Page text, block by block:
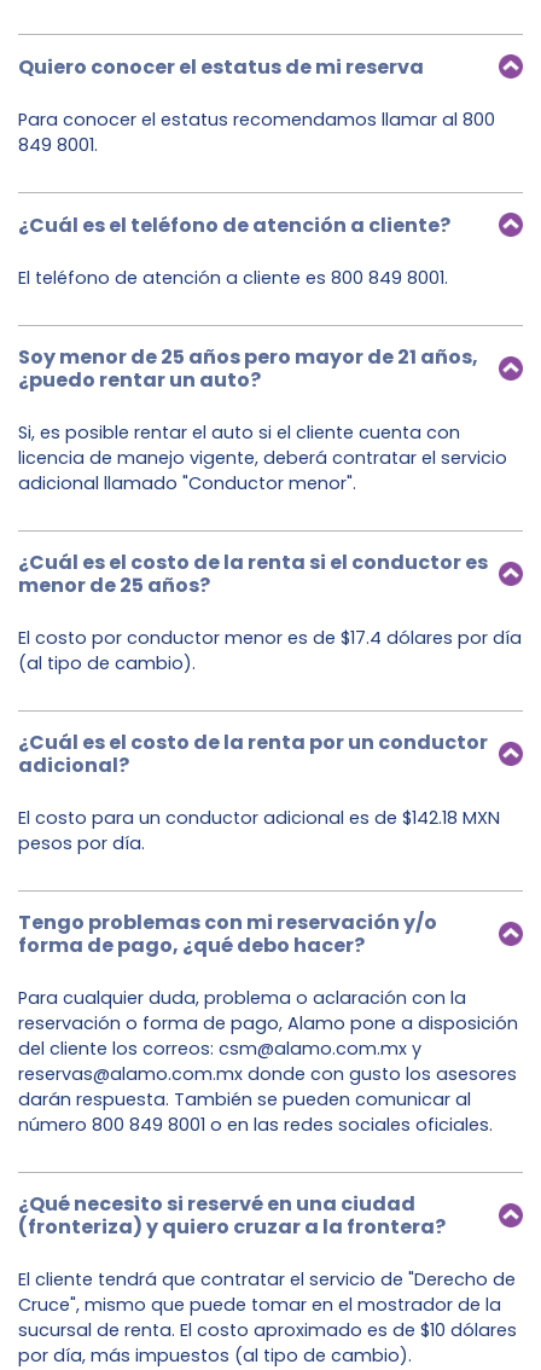
Quiero conocer el estatus de mi reserva
Para conocer el estatus recomendamos llamar al 800
849 8001.
¿Cuál es el teléfono de atención a cliente?
El teléfono de atención a cliente es 800 849 8001.
Soy menor de 25 años pero mayor de 21 años,
¿puedo rentar un auto?
Si, es posible rentar el auto si el cliente cuenta con
licencia de manejo vigente, deberá contratar el servicio
adicional llamado "Conductor menor".
¿Cuál es el costo de la renta si el conductor es
menor de 25 años?
El costo por conductor menor es de $17.4 dólares por día
(al tipo de cambio).
¿Cuál es el costo de la renta por un conductor
adicional?
El costo para un conductor adicional es de $142.18 MXN
pesos por día.
Tengo problemas con mi reservación y/o
forma de pago, ¿qué debo hacer?
Para cualquier duda, problema o aclaración con la
reservación o forma de pago, Alamo pone a disposición
del cliente los correos: csm@alamo.com.mx y
reservas@alamo.com.mx donde con gusto los asesores
darán respuesta. También se pueden comunicar al
número 800 849 8001 o en las redes sociales oficiales.
¿Qué necesito si reservé en una ciudad
(fronteriza) y quiero cruzar a la frontera?
El cliente tendrá que contratar el servicio de "Derecho de
Cruce", mismo que puede tomar en el mostrador de la
sucursal de renta. El costo aproximado es de $10 dólares
por día, más impuestos (al tipo de cambio).